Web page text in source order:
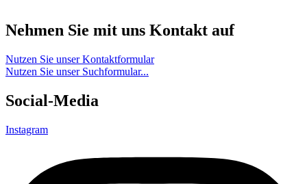
Nehmen Sie mit uns Kontakt auf
Nutzen Sie unser Kontaktformular
Nutzen Sie unser Suchformular...
Social-Media
Instagram